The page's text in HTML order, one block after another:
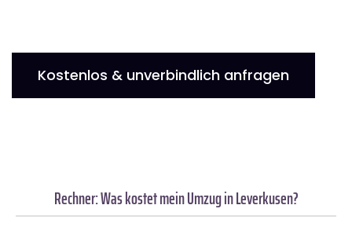
Kostenlos & unverbindlich anfragen
Rechner: Was kostet mein Umzug in Leverkusen?